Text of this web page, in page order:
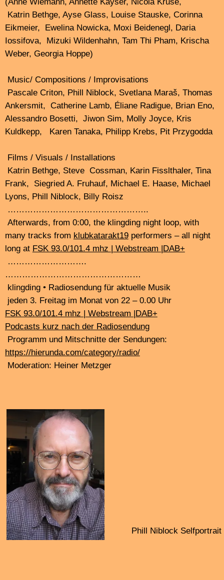
schaffen“, erklärt Pham.
Dieser Ansatz treibt sie dazu an, ständig zu innovieren
https://tamthipham.com/
„What is behind?“ (2023), „Contrasts“ (2020), „Dark Alleys“
(2019) – neben Kompositionen hören wir Improvisationen
…………………………………………………………..
Tracks von Tam Thi Pham in voller Länge,
die ganze Nacht auf FSK 93,0
Studio guest: Tam Thi Pam
Tam Thi Phamis a Vietnamese multimedia composer
improviser, and performer based in Hamburg, Germany.
By merging technology and tradition, poetics and
politics, and the sonic and visual realms,
Pham creates an integrated mode of expression where
music and performance are indivisible parts.
Pham has delved into the unique sounds and extended
techniques of the dan bau, a traditional Vietnamese
instrument, incorporating them into free improvisation
artistic journey is a quest to explore individuality while
seeking connection with the broader social environment.
“Experimentation allows me to push the boundaries of
what music can be, creating a dynamic and ever-evolving
artistic practice,” Pham explains. This approach drives
her to continuously innovate and explore new sonic
landscapes.
https://tamthipham.com/
What is behind?" (2023), "Contrasts" (2020), "Dark
Alleys" (2019) - in addition to compositions, we hear
improvisations by Tam Thi Pham
with Camila Nebbia, Dong Zhou and many others
…………………………………………………………………